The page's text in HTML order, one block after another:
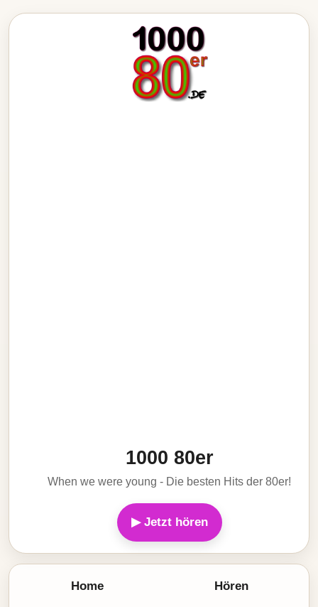
1000 80er
When we were young - Die besten Hits der 80er!
▶ Jetzt hören
Home Hören